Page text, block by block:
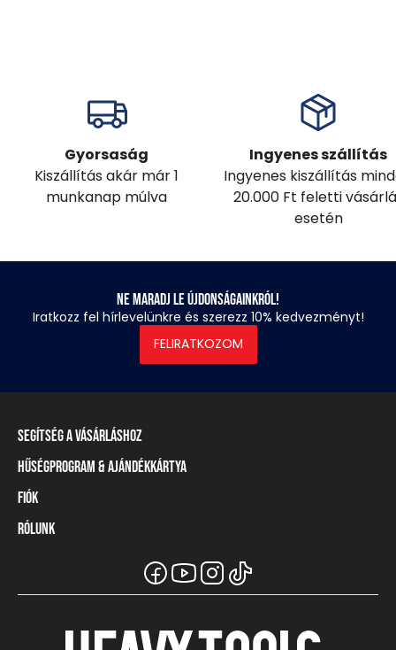
Gyorsaság
Kiszállítás akár már 1
munkanap múlva
Ingyenes szállítás
Ingyenes kiszállítás
20.000 Ft feletti
esetén
Ne maradj le újdonságainkról!
Iratkozz fel hírlevelünkre és szerezz 10% kedvezményt!
FELIRATKOZOM
Segítség a vásárláshoz
Szállítási információ
Fizetési módok
Mérettáblázat
Üzleteink és viszonteladók
Gyakori kérdések (GYIK)
Hűségprogram & Ajándékkártya
Törzsvásárlói program
Ajándékkártya
Fiók
Belépés / Regisztráció
Rólunk
A Heavy Tools márka
Viszonteladói információ
Széchenyi Terv Plusz